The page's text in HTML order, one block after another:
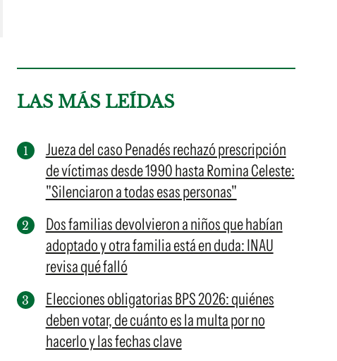
LAS MÁS LEÍDAS
Jueza del caso Penadés rechazó prescripción
de víctimas desde 1990 hasta Romina Celeste:
"Silenciaron a todas esas personas"
Dos familias devolvieron a niños que habían
adoptado y otra familia está en duda: INAU
revisa qué falló
Elecciones obligatorias BPS 2026: quiénes
deben votar, de cuánto es la multa por no
hacerlo y las fechas clave